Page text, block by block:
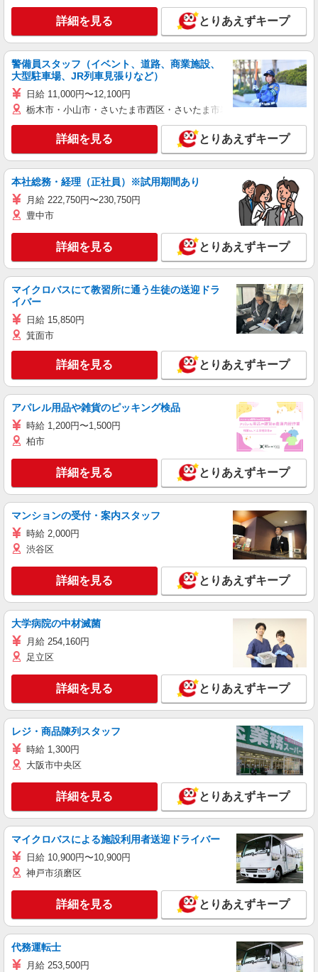
詳細を見る とりあえずキープ
警備員スタッフ（イベント、道路、商業施設、
大型駐車場、JR列車見張りなど）
日給 11,000円〜12,100円
栃木市・小山市・さいたま市西区・さいたま市岩槻区・久喜市・蓮田
詳細を見る とりあえずキープ
本社総務・経理（正社員）※試用期間あり
月給 222,750円〜230,750円
豊中市
詳細を見る とりあえずキープ
マイクロバスにて教習所に通う生徒の送迎ドラ
イバー
日給 15,850円
箕面市
詳細を見る とりあえずキープ
アパレル用品や雑貨のピッキング検品
時給 1,200円〜1,500円
柏市
詳細を見る とりあえずキープ
マンションの受付・案内スタッフ
時給 2,000円
渋谷区
詳細を見る とりあえずキープ
大学病院の中材滅菌
月給 254,160円
足立区
詳細を見る とりあえずキープ
レジ・商品陳列スタッフ
時給 1,300円
大阪市中央区
詳細を見る とりあえずキープ
マイクロバスによる施設利用者送迎ドライバー
日給 10,900円〜10,900円
神戸市須磨区
詳細を見る とりあえずキープ
代務運転士
月給 253,500円